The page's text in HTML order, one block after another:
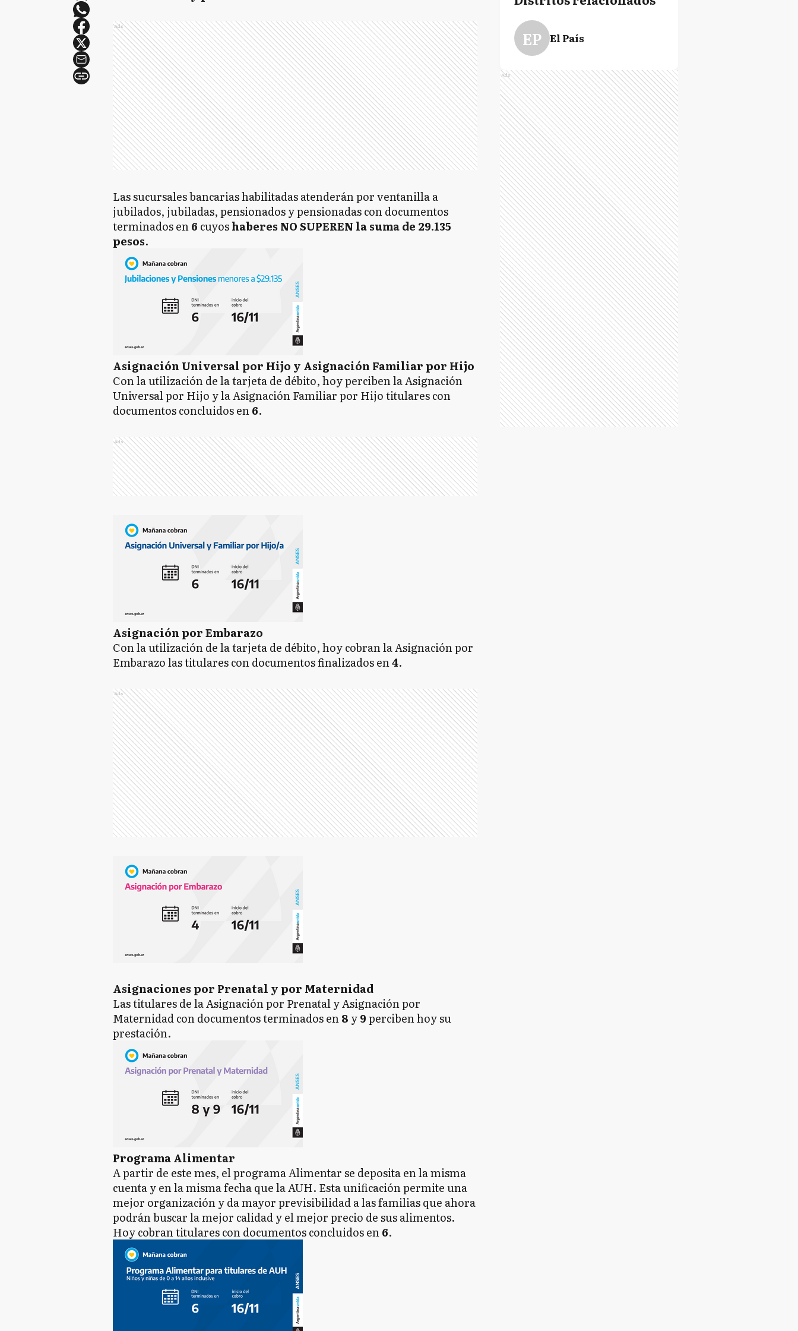
Ads
Las sucursales bancarias habilitadas atenderán por ventanilla a
jubilados, jubiladas, pensionados y pensionadas con documentos
terminados en6 cuyoshaberes NO SUPEREN la suma de 29.135
pesos.
Asignación Universal por Hijo y Asignación Familiar por Hijo
Con la utilización de la tarjeta de débito, hoy perciben la Asignación
Universal por Hijo y la Asignación Familiar por Hijo titulares con
documentos concluidos en6.
Ads
Asignación por Embarazo
Con la utilización de la tarjeta de débito, hoy cobran la Asignación por
Embarazo las titulares con documentos finalizados en4.
Ads
Asignaciones por Prenatal y por Maternidad
Las titulares de la Asignación por Prenatal y Asignación por
Maternidad con documentos terminados en8 y9perciben hoy su
prestación.
Programa Alimentar
A partir de este mes, el programa Alimentar se deposita en la misma
cuenta y en la misma fecha que la AUH. Esta unificación permite una
mejor organización y da mayor previsibilidad a las familias que ahora
podrán buscar la mejor calidad y el mejor precio de sus alimentos.
Hoy cobran titulares con documentos concluidos en6.
EP El País
Ads